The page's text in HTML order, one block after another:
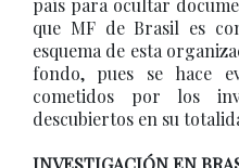
país para ocultar
que MF de Brasil es
esquema de esta
fondo, pues se hace
cometidos por los
descubiertos en su